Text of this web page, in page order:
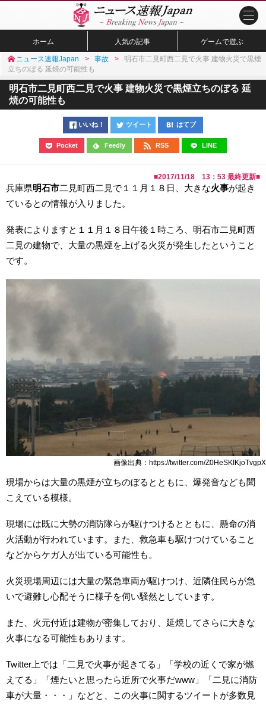
ホーム 人気の記事 ゲームで遊ぶ
ニュース速報Japan 事故
明石市二見町西二見で火事 建物火災で黒煙
立ちのぼる 延焼の可能性も
明石市二見町西二見で火事 建物火災で黒煙立ちのぼる 延
焼の可能性も
いいね！ ツイート はてブ
Pocket Feedly RSS LINE
■2017/11/18 13：53 最終更新■
兵庫県明石市二見町西二見で１１月１８日、大きな火事が起き
ているとの情報が入りました。
発表によりますと１１月１８日午後１時ころ、明石市二見町西
二見の建物で、大量の黒煙を上げる火災が発生したということ
です。
画像出典：https://twitter.com/Z0HeSKIKjoTvgpX
現場からは大量の黒煙が立ちのぼるとともに、爆発音なども聞
こえている模様。
現場には既に大勢の消防隊らが駆けつけるとともに、懸命の消
火活動が行われています。また、救急車も駆けつけていること
などからケガ人が出ている可能性も。
火災現場周辺には大量の緊急車両が駆けつけ、近隣住民らが急
いで避難し心配そうに様子を伺い騒然としています。
また、火元付近は建物が密集しており、延焼してさらに大きな
火事になる可能性もあります。
Twitter上では「二見で火事が起きてる」「学校の近くで家が燃
えてる」「煙たいと思ったら近所で火事だwww」「二見に消防
車が大量・・・」などと、この火事に関するツイートが多数見